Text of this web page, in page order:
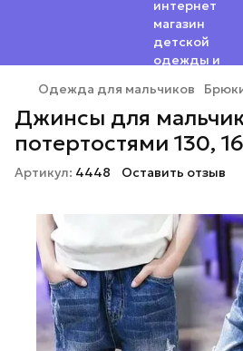
Одежда для мальчиков
Джинсы для
потертостями 130,
Артикул: 4448 Оставить отзыв